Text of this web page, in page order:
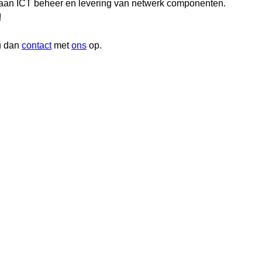
ICT beheer en levering van netwerk componenten.
dan contactmetons op.